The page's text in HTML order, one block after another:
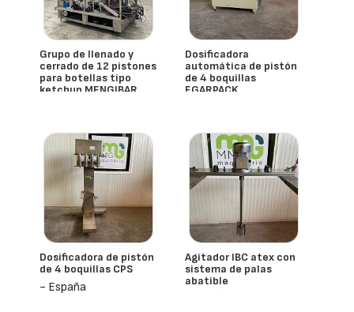
Grupo de llenado y
cerrado de 12 pistones
para botellas tipo
ketchup MENGIBAR
Dosificadora
automática de pistón
de 4 boquillas
EGARPACK
Dosificadora de pistón
de 4 boquillas CPS
- España
Agitador IBC atex con
sistema de palas
abatible
- España